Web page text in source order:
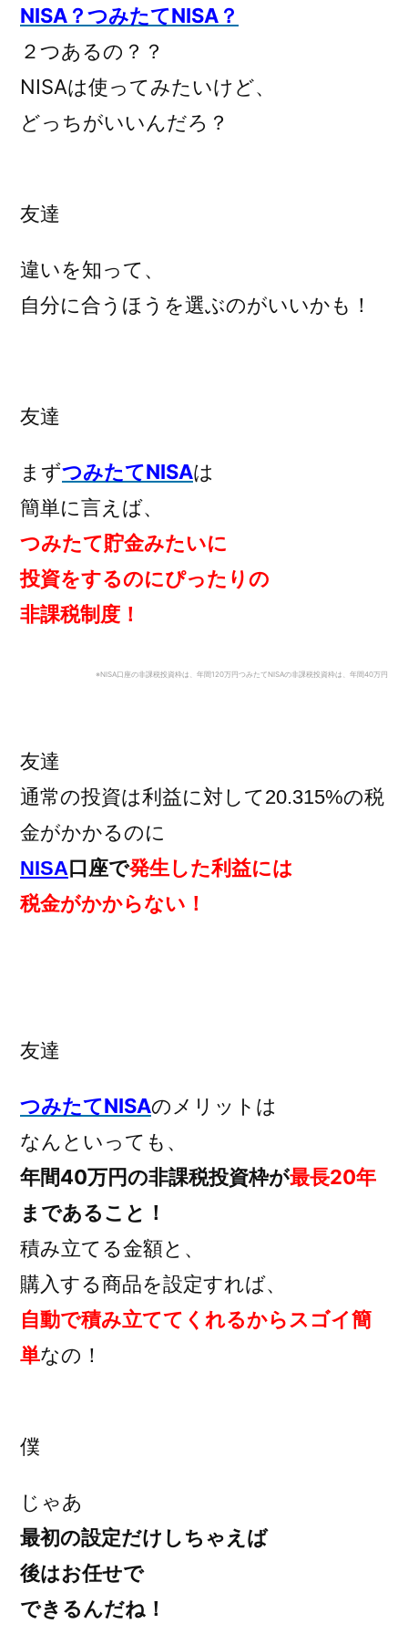
NISA？つみたてNISA？
２つあるの？？
NISAは使ってみたいけど、
どっちがいいんだろ？
友達
違いを知って、
自分に合うほうを選ぶのがいいかも！
友達
まずつみたてNISAは
簡単に言えば、
つみたて貯金みたいに
投資をするのにぴったりの
非課税制度！
※NISA口座の非課税投資枠は、年間120万円つみたてNISAの非課税投資枠は、年間40万円
友達
通常の投資は利益に対して20.315%の税
金がかかるのに
NISA口座で発生した利益には
税金がかからない！
友達
つみたてNISAのメリットは
なんといっても、
年間40万円の非課税投資枠が最長20年
まであること！
積み立てる金額と、
購入する商品を設定すれば、
自動で積み立ててくれるからスゴイ簡
単なの！
僕
じゃあ
最初の設定だけしちゃえば
後はお任せで
できるんだね！